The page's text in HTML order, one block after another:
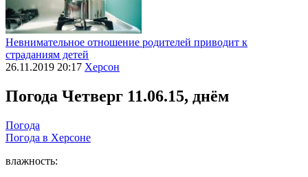
Невнимательное отношение родителей приводит к
страданиям детей
26.11.2019 20:17 Херсон
Погода Четверг 11.06.15, днём
Погода
Погода в Херсоне
влажность: